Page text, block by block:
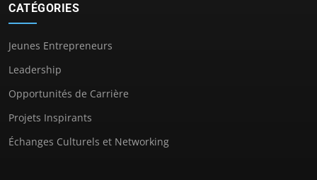
CATÉGORIES
Jeunes Entrepreneurs
Leadership
Opportunités de Carrière
Projets Inspirants
Échanges Culturels et Networking